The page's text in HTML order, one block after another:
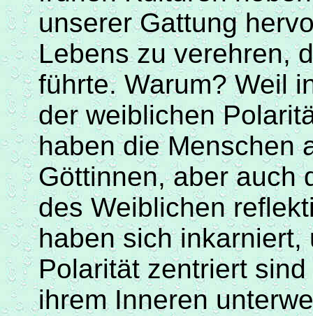
unserer Gattung
Lebens zu verehren,
führte. Warum? Weil
der weiblichen
haben die Menschen
Göttinnen, aber auch
des Weiblichen
haben sichinkarniert,
Polarität zentriert
ihrem Inneren